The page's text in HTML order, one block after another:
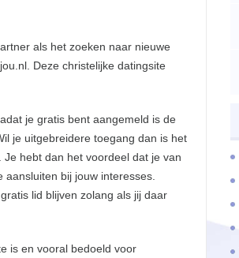
als het zoeken naar nieuwe
Deze christelijke datingsite
je gratis bent aangemeld is de
je uitgebreidere toegang dan is het
hebt dan het voordeel dat je van
bij jouw interesses.
lid blijven zolang als jij daar
is en vooral bedoeld voor